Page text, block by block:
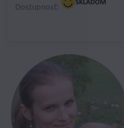
Dostupnosť: